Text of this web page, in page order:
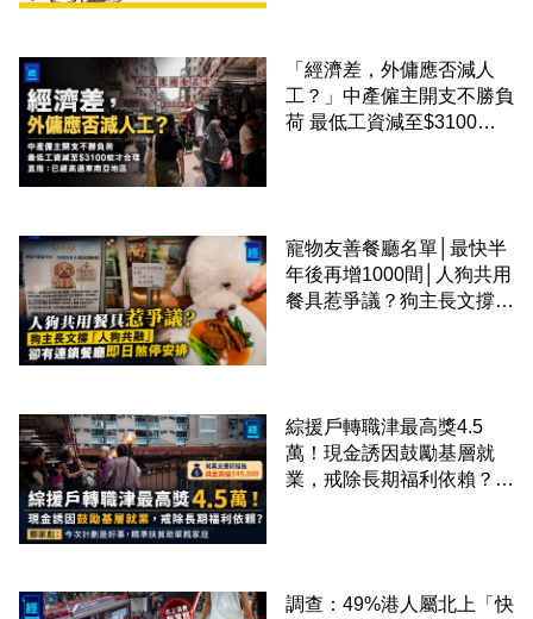
「經濟差，外傭應否減人
工？」中產僱主開支不勝負
荷 最低工資減至$3100蚊
寵物友善餐廳名單│最快半
年後再增1000間│人狗共用
餐具惹爭議？狗主長文撐
綜援戶轉職津最高獎4.5
萬！現金誘因鼓勵基層就
業，戒除長期福利依賴？鄧
調查：49%港人屬北上「快